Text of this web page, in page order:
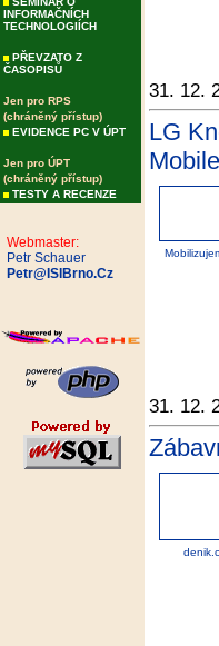
INFORMAČNÍCH
TECHNOLOGIÍCH
PŘEVZATO Z
ČASOPISŮ
Jen pro RPS
(chráněný přístup)
EVIDENCE PC V ÚPT
Jen pro ÚPT
(chráněný přístup)
TESTY A RECENZE
Webmaster:
Petr Schauer
Petr@ISIBrno.Cz
31. 12.
LG
31. 12.